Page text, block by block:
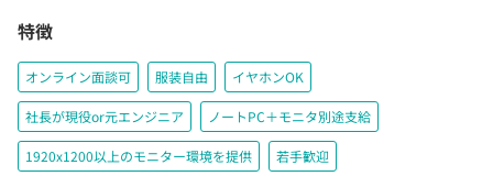
特徴
オンライン面談可 服装自由 イヤホンOK
社長が現役or元エンジニア ノートPC＋モニタ別途支給
1920x1200以上のモニター環境を提供 若手歓迎